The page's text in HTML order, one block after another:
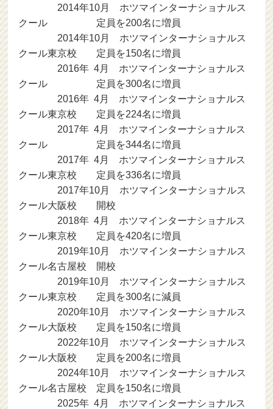
2014年10月 ホツマインターナショナルス
クール 定員を200名に増員
2014年10月 ホツマインターナショナルス
クール東京校 定員を150名に増員
2016年 4月 ホツマインターナショナルス
クール 定員を300名に増員
2016年 4月 ホツマインターナショナルス
クール東京校 定員を224名に増員
2017年 4月 ホツマインターナショナルス
クール 定員を344名に増員
2017年 4月 ホツマインターナショナルス
クール東京校 定員を336名に増員
2017年10月 ホツマインターナショナルス
クール大阪校 開校
2018年 4月 ホツマインターナショナルス
クール東京校 定員を420名に増員
2019年10月 ホツマインターナショナルス
クール名古屋校 開校
2019年10月 ホツマインターナショナルス
クール東京校 定員を300名に減員
2020年10月 ホツマインターナショナルス
クール大阪校 定員を150名に増員
2022年10月 ホツマインターナショナルス
クール大阪校 定員を200名に増員
2024年10月 ホツマインターナショナルス
クール名古屋校 定員を150名に増員
2025年 4月 ホツマインターナショナルス